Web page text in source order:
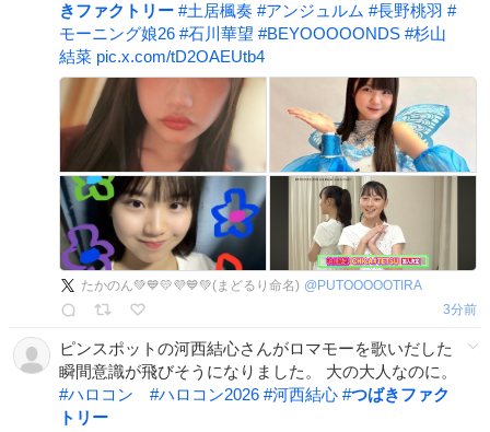
きファクトリー #土居楓奏 #アンジュルム #長野桃羽 #
モーニング娘26 #石川華望 #BEYOOOOONDS #杉山
結菜 pic.x.com/tD2OAEUtb4
たかのん💚💙💛💜💙💚(まどるり命名) @ PUTOOOOOTIRA
4分前
ピンスポットの河西結心さんがロマモーを歌いだした
瞬間意識が飛びそうになりました。 大の大人なのに。
#ハロコン #ハロコン2026 #河西結心 #つばきファク
トリー